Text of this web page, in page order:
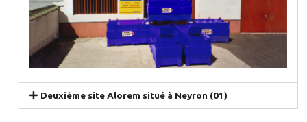
Deuxième site Alorem situé à Neyron (01)